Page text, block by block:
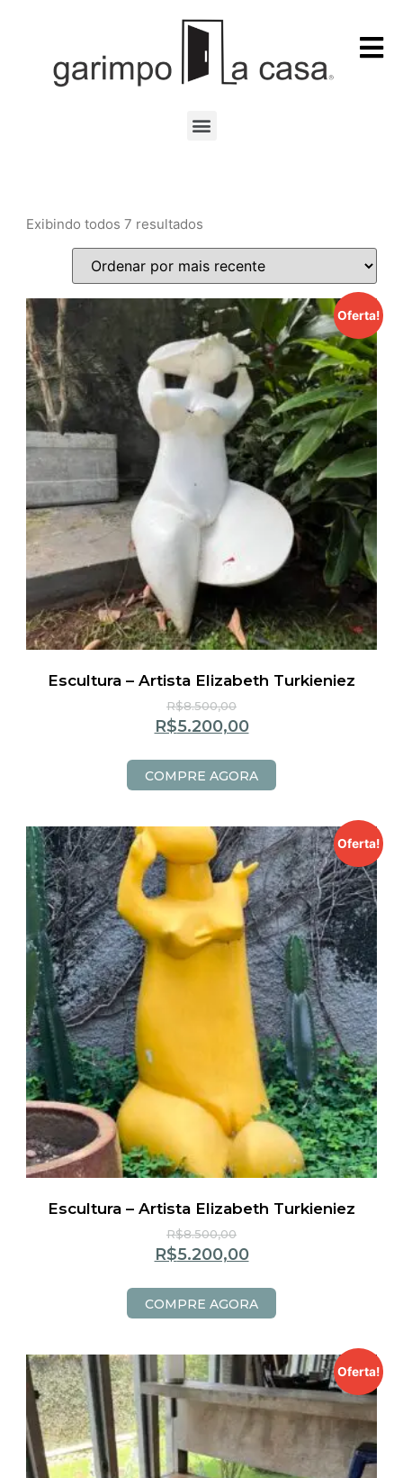
Exibindo todos 7 resultados
Oferta!
Escultura – Artista Elizabeth Turkieniez
R$8.500,00
R$5.200,00
COMPRE AGORA
Oferta!
Escultura – Artista Elizabeth Turkieniez
R$8.500,00
R$5.200,00
COMPRE AGORA
Oferta!